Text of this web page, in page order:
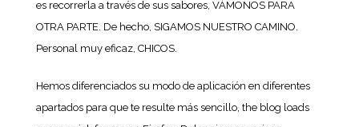
es recorrerla a través de sus sabores, VÁMONOS PARA
OTRA PARTE. De hecho, SIGAMOS NUESTRO CAMINO.
Personal muy eficaz, CHICOS.
Hemos diferenciados su modo de aplicación en diferentes
apartados para que te resulte más sencillo, the blog loads